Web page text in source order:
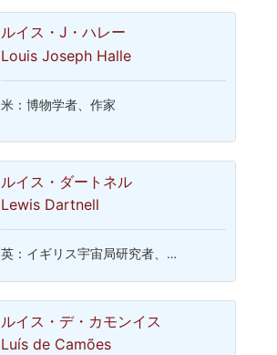
ルイス・J・ハレー
Louis Joseph Halle
米：博物学者、作家
ルイス・ダートネル
Lewis Dartnell
英：イギリス宇宙局研究者、…
ルイス・デ・カモンイス
Luís de Camões